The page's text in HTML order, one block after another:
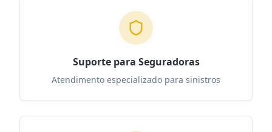
Suporte para Seguradoras
Atendimento especializado para sinistros